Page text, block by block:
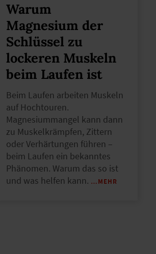
Warum
Magnesium der
Schlüssel zu
lockeren Muskeln
beim Laufen ist
Beim Laufen arbeiten Muskeln
auf Hochtouren.
Magnesiummangel kann dann
zu Muskelkrämpfen, Zittern
oder Verhärtungen führen –
beim Laufen ein bekanntes
Phänomen. Warum das so ist
und was helfen kann. …MEHR